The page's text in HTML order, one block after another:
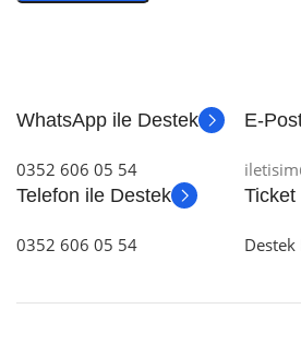
WhatsApp ile Destek
0352 606 05 54
E-
Telefon ile Destek
0352 606 05 54
Ticket
Destek